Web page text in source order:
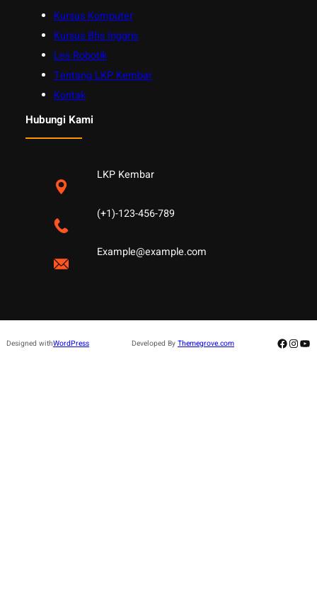
Kursus Komputer
Kursus Bhs Inggris
Les Robotik
Tentang LKP Kembar
Kontak
Hubungi Kami
LKP Kembar
(+1)-123-456-789
Example@example.com
Designed withWordPress Developed By Themegrove.com